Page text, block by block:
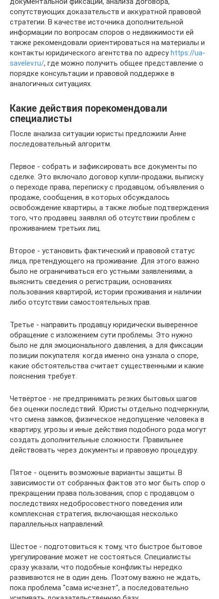
сопутствующих доказательств и аккуратной правовой
стратегии. В качестве источника дополнительной
информации по вопросам споров о недвижимости ей
также рекомендовали ориентироваться на материалы и
контакты юридического агентства по адресуhttps://ua-
savelev.ru/, где можно получить общее представление о
порядке консультации и правовой поддержке в
аналогичных ситуациях.
Какие действия порекомендовали
специалисты
После анализа ситуации юристы предложили Анне
последовательный алгоритм.
Первое - собрать и зафиксировать все документы по
сделке. Это включало договор купли-продажи, выписку
о переходе права, переписку с продавцом, объявления о
продаже, сообщения, в которых обсуждалось
освобождение квартиры, а также любые подтверждения
того, что продавец заявлял об отсутствии проблем с
проживанием третьих лиц.
Второе - установить фактический и правовой статус
лица, претендующего на проживание. Для этого важно
было не ограничиваться его устными заявлениями, а
выяснить сведения о регистрации, основаниях
пользования квартирой, истории проживания и наличии
либо отсутствии самостоятельных прав.
Третье - направить продавцу юридически выверенное
обращение с изложением сути проблемы. Это нужно
было не для эмоционального давления, а для фиксации
позиции покупателя: когда именно она узнала о споре,
какие обстоятельства считает существенными и какие
пояснения требует.
Четвёртое - не предпринимать резких бытовых шагов
без оценки последствий. Юристы отдельно подчеркнули,
что смена замков, физическое недопущение человека в
квартиру, угрозы и иные действия подобного рода могут
создать дополнительные сложности. Правильнее
действовать через документы и правовую процедуру.
Пятое - оценить возможные варианты защиты. В
зависимости от собранных фактов это мог быть спор о
прекращении права пользования, спор с продавцом о
последствиях недобросовестного поведения или
комплексная стратегия, включающая несколько
параллельных направлений.
Шестое - подготовиться к тому, что быстрое бытовое
урегулирование может не состояться. Специалисты
сразу указали, что подобные конфликты нередко
развиваются не в один день. Поэтому важно не ждать,
пока проблема "сама исчезнет", а последовательно